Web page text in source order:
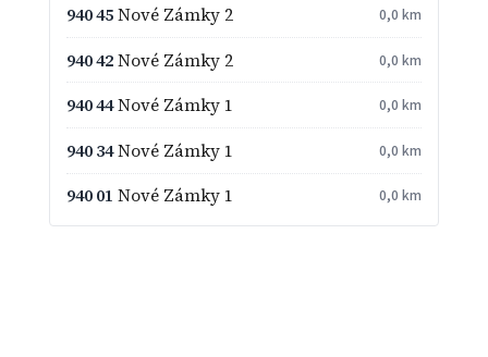
940 45Nové Zámky 2 0,0 km
940 42Nové Zámky 2 0,0 km
940 44Nové Zámky 1 0,0 km
940 34Nové Zámky 1 0,0 km
940 01 Nové Zámky 1 0,0 km